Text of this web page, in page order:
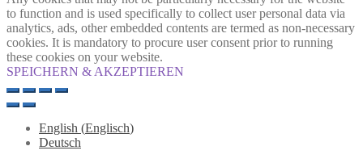
to function and is used specifically to collect user personal data via
analytics, ads, other embedded contents are termed as non-necessary
cookies. It is mandatory to procure user consent prior to running
these cookies on your website.
SPEICHERN & AKZEPTIEREN
English (Englisch)
Deutsch